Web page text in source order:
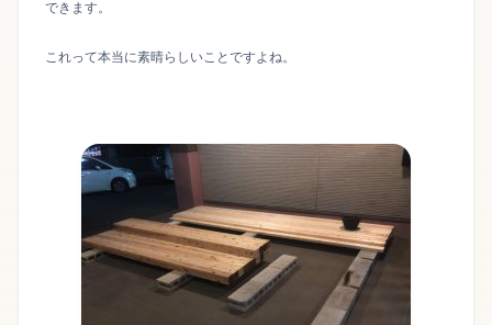
できます。
これって本当に素晴らしいことですよね。